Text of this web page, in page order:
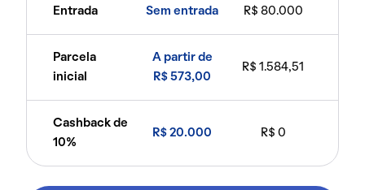
Entrada Sem entrada R$ 80.000
Parcela
inicial
A partir de
R$ 573,00
R$ 1.584,51
Cashback de
10%
R$ 20.000 R$ 0